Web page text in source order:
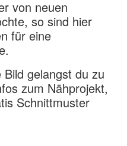
von neuen
so sind hier
für eine
gelangst du zu
zum Nähprojekt,
Schnittmuster